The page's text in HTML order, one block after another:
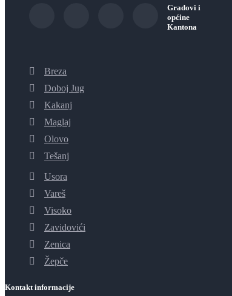
Gradovi i
općine
Kantona
Breza
Doboj Jug
Kakanj
Maglaj
Olovo
Tešanj
Usora
Vareš
Visoko
Zavidovići
Zenica
Žepče
Kontakt informacije